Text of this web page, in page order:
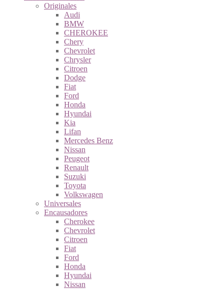
Originales
Audi
BMW
CHEROKEE
Chery
Chevrolet
Chrysler
Citroen
Dodge
Fiat
Ford
Honda
Hyundai
Kia
Lifan
Mercedes Benz
Nissan
Peugeot
Renault
Suzuki
Toyota
Volkswagen
Universales
Encausadores
Cherokee
Chevrolet
Citroen
Fiat
Ford
Honda
Hyundai
Nissan